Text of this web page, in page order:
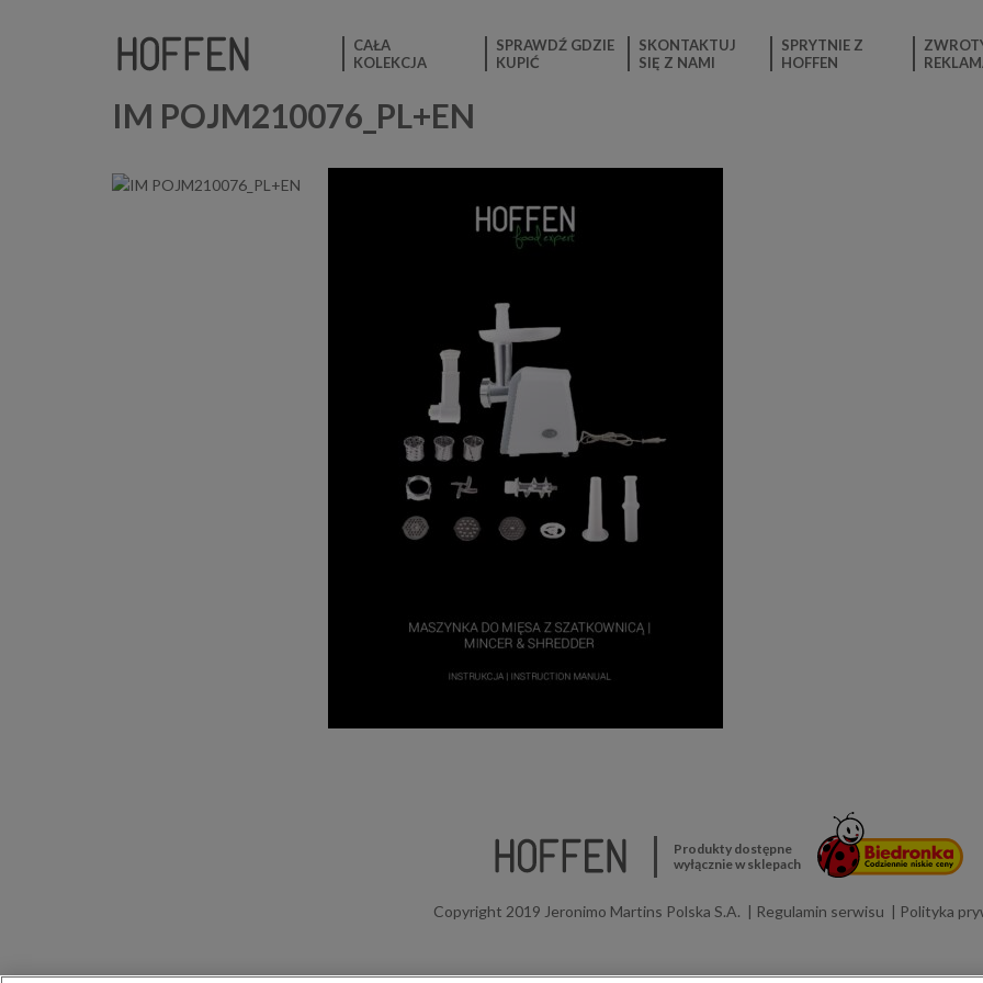
CAŁA
KOLEKCJA
SPRAWDŹ GDZIE
KUPIĆ
SKONTAKTUJ
SIĘ Z NAMI
SPRYTNIE Z
HOFFEN
IM POJM210076_PL+EN
Produkty dostępne
wyłącznie w sklepach
Copyright 2019 Jeronimo Martins Polska S.A. Regulamin serwisu Polityka